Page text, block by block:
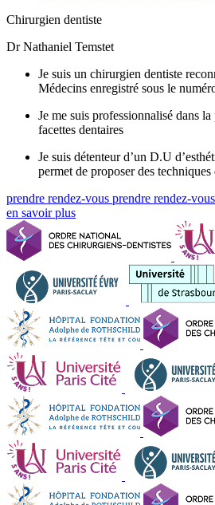
Chirurgien dentiste
Dr Nathaniel Temstet
Je suis un chirurgien dentiste
Médecins enregistré sous le
Je me suis professionnalisé dans la
facettes dentaires
Je suis détenteur d’un D.U
permet de proposer des
prendre rendez-vous prendre rendez-vous
en savoir plus